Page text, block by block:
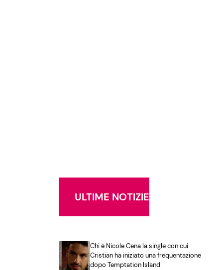
ULTIME NOTIZIE
Chi è Nicole Cena la single con cui
Cristian ha iniziato una frequentazione
dopo Temptation Island